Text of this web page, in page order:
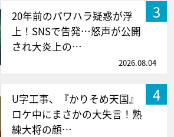
3
20年前のパワハラ疑惑が浮
上！SNSで告発…怒声が公開
され大炎上の…
2026.08.04
4
U字工事、『かりそめ天国』
ロケ中にまさかの大失言！熟
練大将の顔…